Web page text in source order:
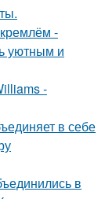
-
уютным и
-
в себе
в